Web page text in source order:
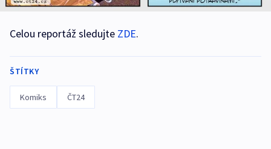
Celou reportáž sledujte ZDE.
ŠTÍTKY
Komiks ČT24